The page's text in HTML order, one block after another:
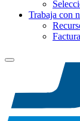
Trabaja con